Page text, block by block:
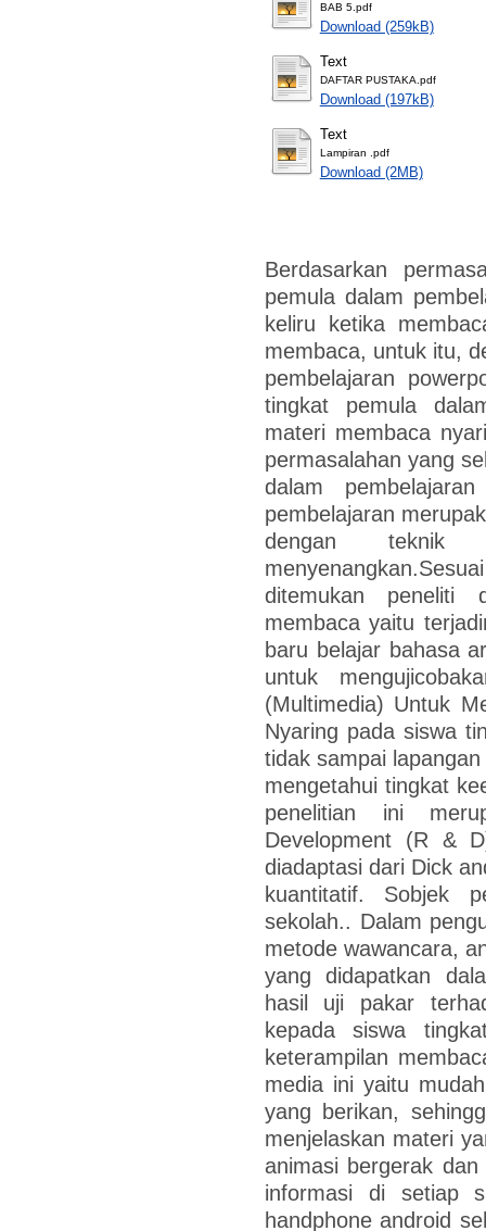
BAB 5.pdf
Download (259kB)
Text
DAFTAR PUSTAKA.pdf
Download (197kB)
Text
Lampiran .pdf
Download (2MB)
Berdasarkan
pemula dalam
keliru ketika
membaca, untuk itu,
pembelajaran
tingkat pemula
materi membaca
permasalahan yang
dalam
pembelajaran
dengan teknik
ditemukan peneliti
membaca yaitu
baru belajar bahasa
untuk
(Multimedia) Untuk
Nyaring pada siswa
tidak sampai
mengetahui tingkat
penelitian ini
Development (R &
diadaptasi dari Dick
kuantitatif. Sobjek
sekolah.. Dalam
metode wawancara,
yang didapatkan
hasil uji pakar
kepada siswa
keterampilan
media ini yaitu
yang berikan,
menjelaskan materi
animasi bergerak
informasi di setiap
handphone android